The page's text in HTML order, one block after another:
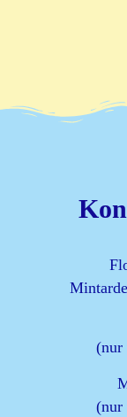
Flohnest Kinderbetreuung – Großtagespflege Düsseldorf
(nur
(nur